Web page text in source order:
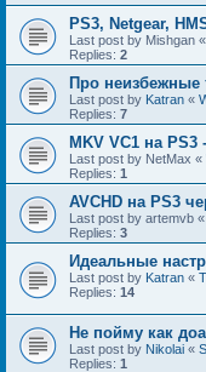
PS3, Netgear,
Last post by Mishgan «
Replies: 2
Про неизбежные
Last post by Katran «
Replies: 7
MKV VC1 на
Last post by NetMax «
Replies: 1
AVCHD на PS3
Last post by artemvb «
Replies: 3
Идеальные
Last post by Katran «
Replies: 14
Не пойму как
Last post by Nikolai «
Replies: 1